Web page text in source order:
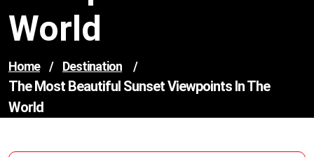
World
Home / Destination /
The Most Beautiful Sunset Viewpoints In The
World